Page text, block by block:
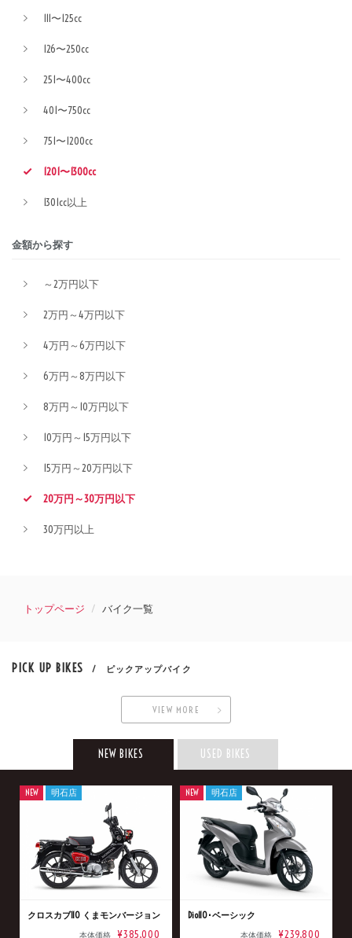
111〜125cc
126〜250cc
251〜400cc
401〜750cc
751〜1200cc
1201〜1300cc
1301cc以上
金額から探す
～2万円以下
2万円～4万円以下
4万円～6万円以下
6万円～8万円以下
8万円～10万円以下
10万円～15万円以下
15万円～20万円以下
20万円～30万円以下
30万円以上
トップページ バイク一覧
PICK UP BIKES / ピックアップバイク
VIEW MORE
NEW BIKES USED BIKES
クロスカブ110 くまモンバージョン
本体価格 ¥385,000
NEW 明石店
Dio110･ベーシック
本体価格 ¥239,800
NEW 明石店